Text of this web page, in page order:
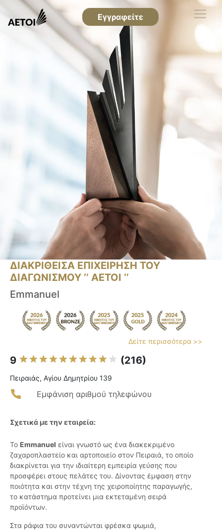
Εγγραφείτε
ΔΙΑΚΡΙΘΕΙΣΑ ΕΠΙΧΕΙΡΗΣΗ ΤΟΥ
ΔΙΑΓΩΝΙΣΜΟΥ ‘’ ΑΕΤΟΙ ‘’
Emmanuel
Δείτε περισσότερα >>
9 (216)
Πειραιάς, Αγίου Δημητρίου 139
Εμφάνιση αριθμού τηλεφώνου
Σχετικά με την εταιρεία:
Το Emmanuel είναι γνωστό ως ένα διακεκριμένο
ζαχαροπλαστείο και αρτοποιείο στον Πειραιά, το οποίο
διακρίνεται για την ιδιαίτερη εμπειρία γεύσης που
προσφέρει στους πελάτες του. Δίνοντας έμφαση στην
ποιότητα και στην τέχνη της χειροποίητης παραγωγής,
το κατάστημα προτείνει μια εκτεταμένη σειρά
προϊόντων.
Στα ράφια του συναντώνται φρέσκα ψωμιά,